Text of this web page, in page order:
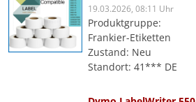
19.03.2026, 08:11 Uhr
Produktgruppe:
Frankier-Etiketten
Zustand: Neu
Standort: 41*** DE